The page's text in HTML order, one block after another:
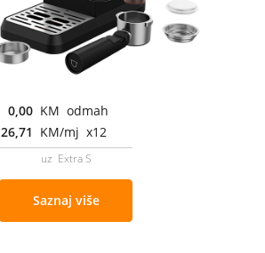
0,00 KM odmah
26,71 KM/mj x12
uz Extra S
Saznaj više